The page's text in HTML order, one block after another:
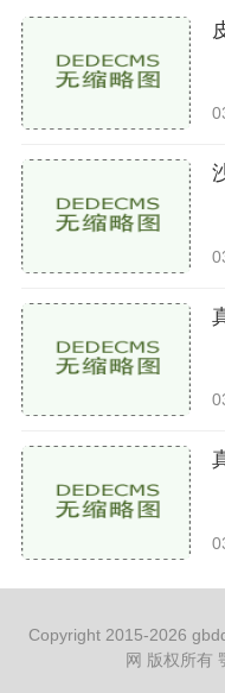
Copyright 2015-2026
网 版权所有